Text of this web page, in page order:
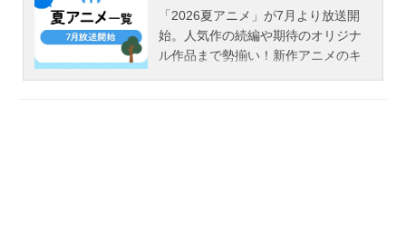
「2026夏アニメ」が7月より放送開
始。人気作の続編や期待のオリジナ
ル作品まで勢揃い！新作アニメのキ